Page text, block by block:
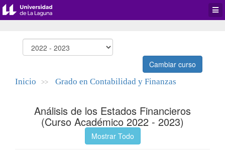
Cambiar curso
Inicio >> Grado en Contabilidad y Finanzas
Análisis de los Estados Financieros
(Curso Académico 2022 - 2023)
Mostrar Todo